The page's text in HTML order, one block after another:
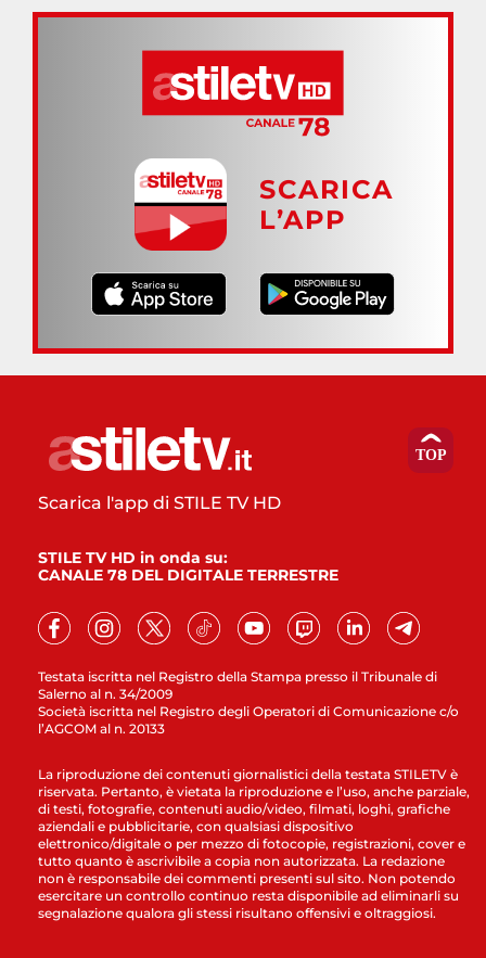
SCARICA
L’APP
Testata iscritta nel Registro della Stampa presso il Tribunale di
Salerno al n. 34/2009
Società iscritta nel Registro degli Operatori di Comunicazione c/o
l’AGCOM al n. 20133
Scarica l'app di STILE TV HD
STILE TV HD in onda su:
CANALE 78 DEL DIGITALE TERRESTRE
La riproduzione dei contenuti giornalistici della testata STILETV è
riservata. Pertanto, è vietata la riproduzione e l’uso, anche parziale,
di testi, fotografie, contenuti audio/video, filmati, loghi, grafiche
aziendali e pubblicitarie, con qualsiasi dispositivo
elettronico/digitale o per mezzo di fotocopie, registrazioni, cover e
tutto quanto è ascrivibile a copia non autorizzata. La redazione
non è responsabile dei commenti presenti sul sito. Non potendo
esercitare un controllo continuo resta disponibile ad eliminarli su
segnalazione qualora gli stessi risultano offensivi e oltraggiosi.